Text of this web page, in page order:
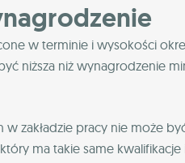
w terminie i wysokości
niższa niż wynagrodzenie
zakładzie pracy nie może
ma takie same